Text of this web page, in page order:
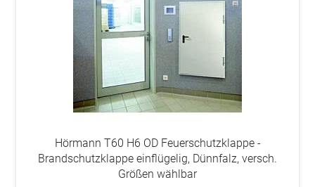
Hörmann T60 H6 OD Feuerschutzklappe -
Brandschutzklappe einflügelig, Dünnfalz, versch.
Größen wählbar